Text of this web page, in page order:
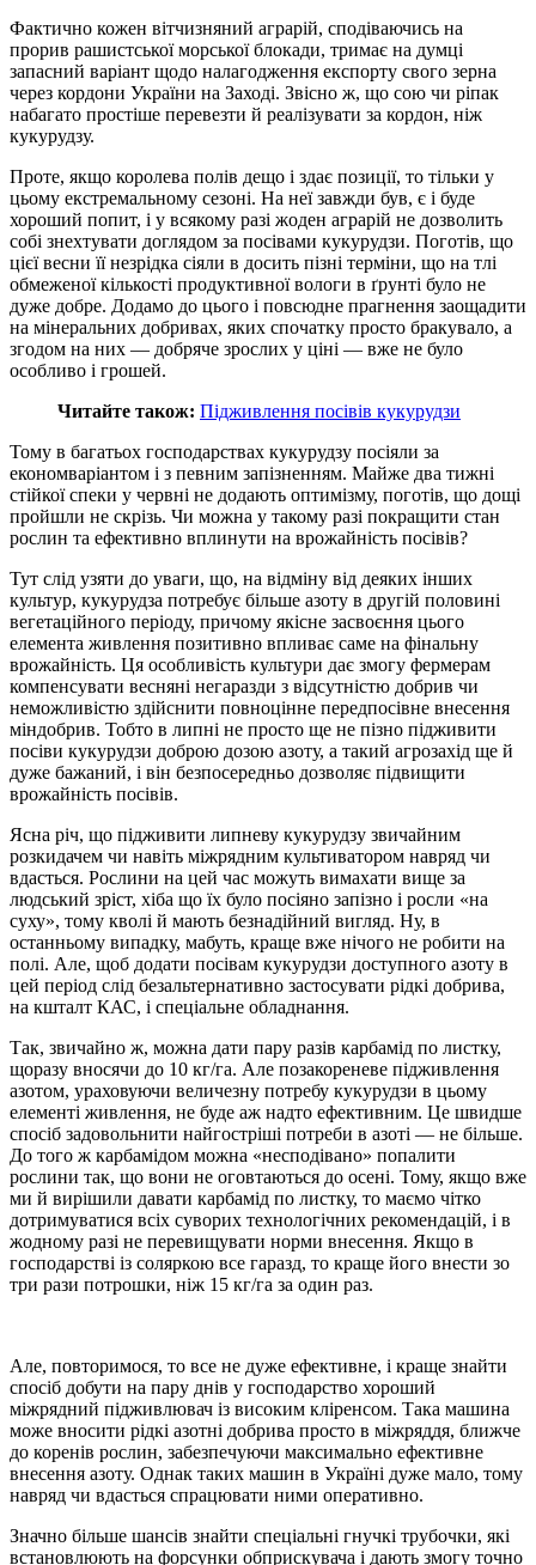
Фактично кожен вітчизняний аграрій, сподіваючись на
прорив рашистської морської блокади, тримає на думці
запасний варіант щодо налагодження експорту свого зерна
через кордони України на Заході. Звісно ж, що сою чи ріпак
набагато простіше перевезти й реалізувати за кордон, ніж
кукурудзу.
Проте, якщо королева полів дещо і здає позиції, то тільки у
цьому екстремальному сезоні. На неї завжди був, є і буде
хороший попит, і у всякому разі жоден аграрій не дозволить
собі знехтувати доглядом за посівами кукурудзи. Поготів, що
цієї весни її незрідка сіяли в досить пізні терміни, що на тлі
обмеженої кількості продуктивної вологи в ґрунті було не
дуже добре. Додамо до цього і повсюдне прагнення заощадити
на мінеральних добривах, яких спочатку просто бракувало, а
згодом на них — добряче зрослих у ціні — вже не було
особливо і грошей.
Читайте також: Підживлення посівів кукурудзи
Тому в багатьох господарствах кукурудзу посіяли за
економваріантом і з певним запізненням. Майже два тижні
стійкої спеки у червні не додають оптимізму, поготів, що дощі
пройшли не скрізь. Чи можна у такому разі покращити стан
рослин та ефективно вплинути на врожайність посівів?
Тут слід узяти до уваги, що, на відміну від деяких інших
культур, кукурудза потребує більше азоту в другій половині
вегетаційного періоду, причому якісне засвоєння цього
елемента живлення позитивно впливає саме на фінальну
врожайність. Ця особливість культури дає змогу фермерам
компенсувати весняні негаразди з відсутністю добрив чи
неможливістю здійснити повноцінне передпосівне внесення
міндобрив. Тобто в липні не просто ще не пізно підживити
посіви кукурудзи доброю дозою азоту, а такий агрозахід ще й
дуже бажаний, і він безпосередньо дозволяє підвищити
врожайність посівів.
Ясна річ, що підживити липневу кукурудзу звичайним
розкидачем чи навіть міжрядним культиватором навряд чи
вдасться. Рослини на цей час можуть вимахати вище за
людський зріст, хіба що їх було посіяно запізно і росли «на
суху», тому кволі й мають безнадійний вигляд. Ну, в
останньому випадку, мабуть, краще вже нічого не робити на
полі. Але, щоб додати посівам кукурудзи доступного азоту в
цей період слід безальтернативно застосувати рідкі добрива,
на кшталт КАС, і спеціальне обладнання.
Так, звичайно ж, можна дати пару разів карбамід по листку,
щоразу вносячи до 10 кг/га. Але позакореневе підживлення
азотом, ураховуючи величезну потребу кукурудзи в цьому
елементі живлення, не буде аж надто ефективним. Це швидше
спосіб задовольнити найгостріші потреби в азоті — не більше.
До того ж карбамідом можна «несподівано» попалити
рослини так, що вони не оговтаються до осені. Тому, якщо вже
ми й вирішили давати карбамід по листку, то маємо чітко
дотримуватися всіх суворих технологічних рекомендацій, і в
жодному разі не перевищувати норми внесення. Якщо в
господарстві із соляркою все гаразд, то краще його внести зо
три рази потрошки, ніж 15 кг/га за один раз.
Але, повторимося, то все не дуже ефективне, і краще знайти
спосіб добути на пару днів у господарство хороший
міжрядний підживлювач із високим кліренсом. Така машина
може вносити рідкі азотні добрива просто в міжряддя, ближче
до коренів рослин, забезпечуючи максимально ефективне
внесення азоту. Однак таких машин в Україні дуже мало, тому
навряд чи вдасться спрацювати ними оперативно.
Значно більше шансів знайти спеціальні гнучкі трубочки, які
встановлюють на форсунки обприскувача і дають змогу точно